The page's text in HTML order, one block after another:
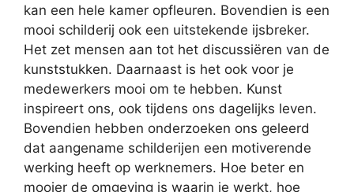
kan een hele kamer opfleuren. Bovendien is een
mooi schilderij ook een uitstekende ijsbreker.
Het zet mensen aan tot het discussiëren van de
kunststukken. Daarnaast is het ook voor je
medewerkers mooi om te hebben. Kunst
inspireert ons, ook tijdens ons dagelijks leven.
Bovendien hebben onderzoeken ons geleerd
dat aangename schilderijen een motiverende
werking heeft op werknemers. Hoe beter en
mooier de omgeving is waarin je werkt, hoe